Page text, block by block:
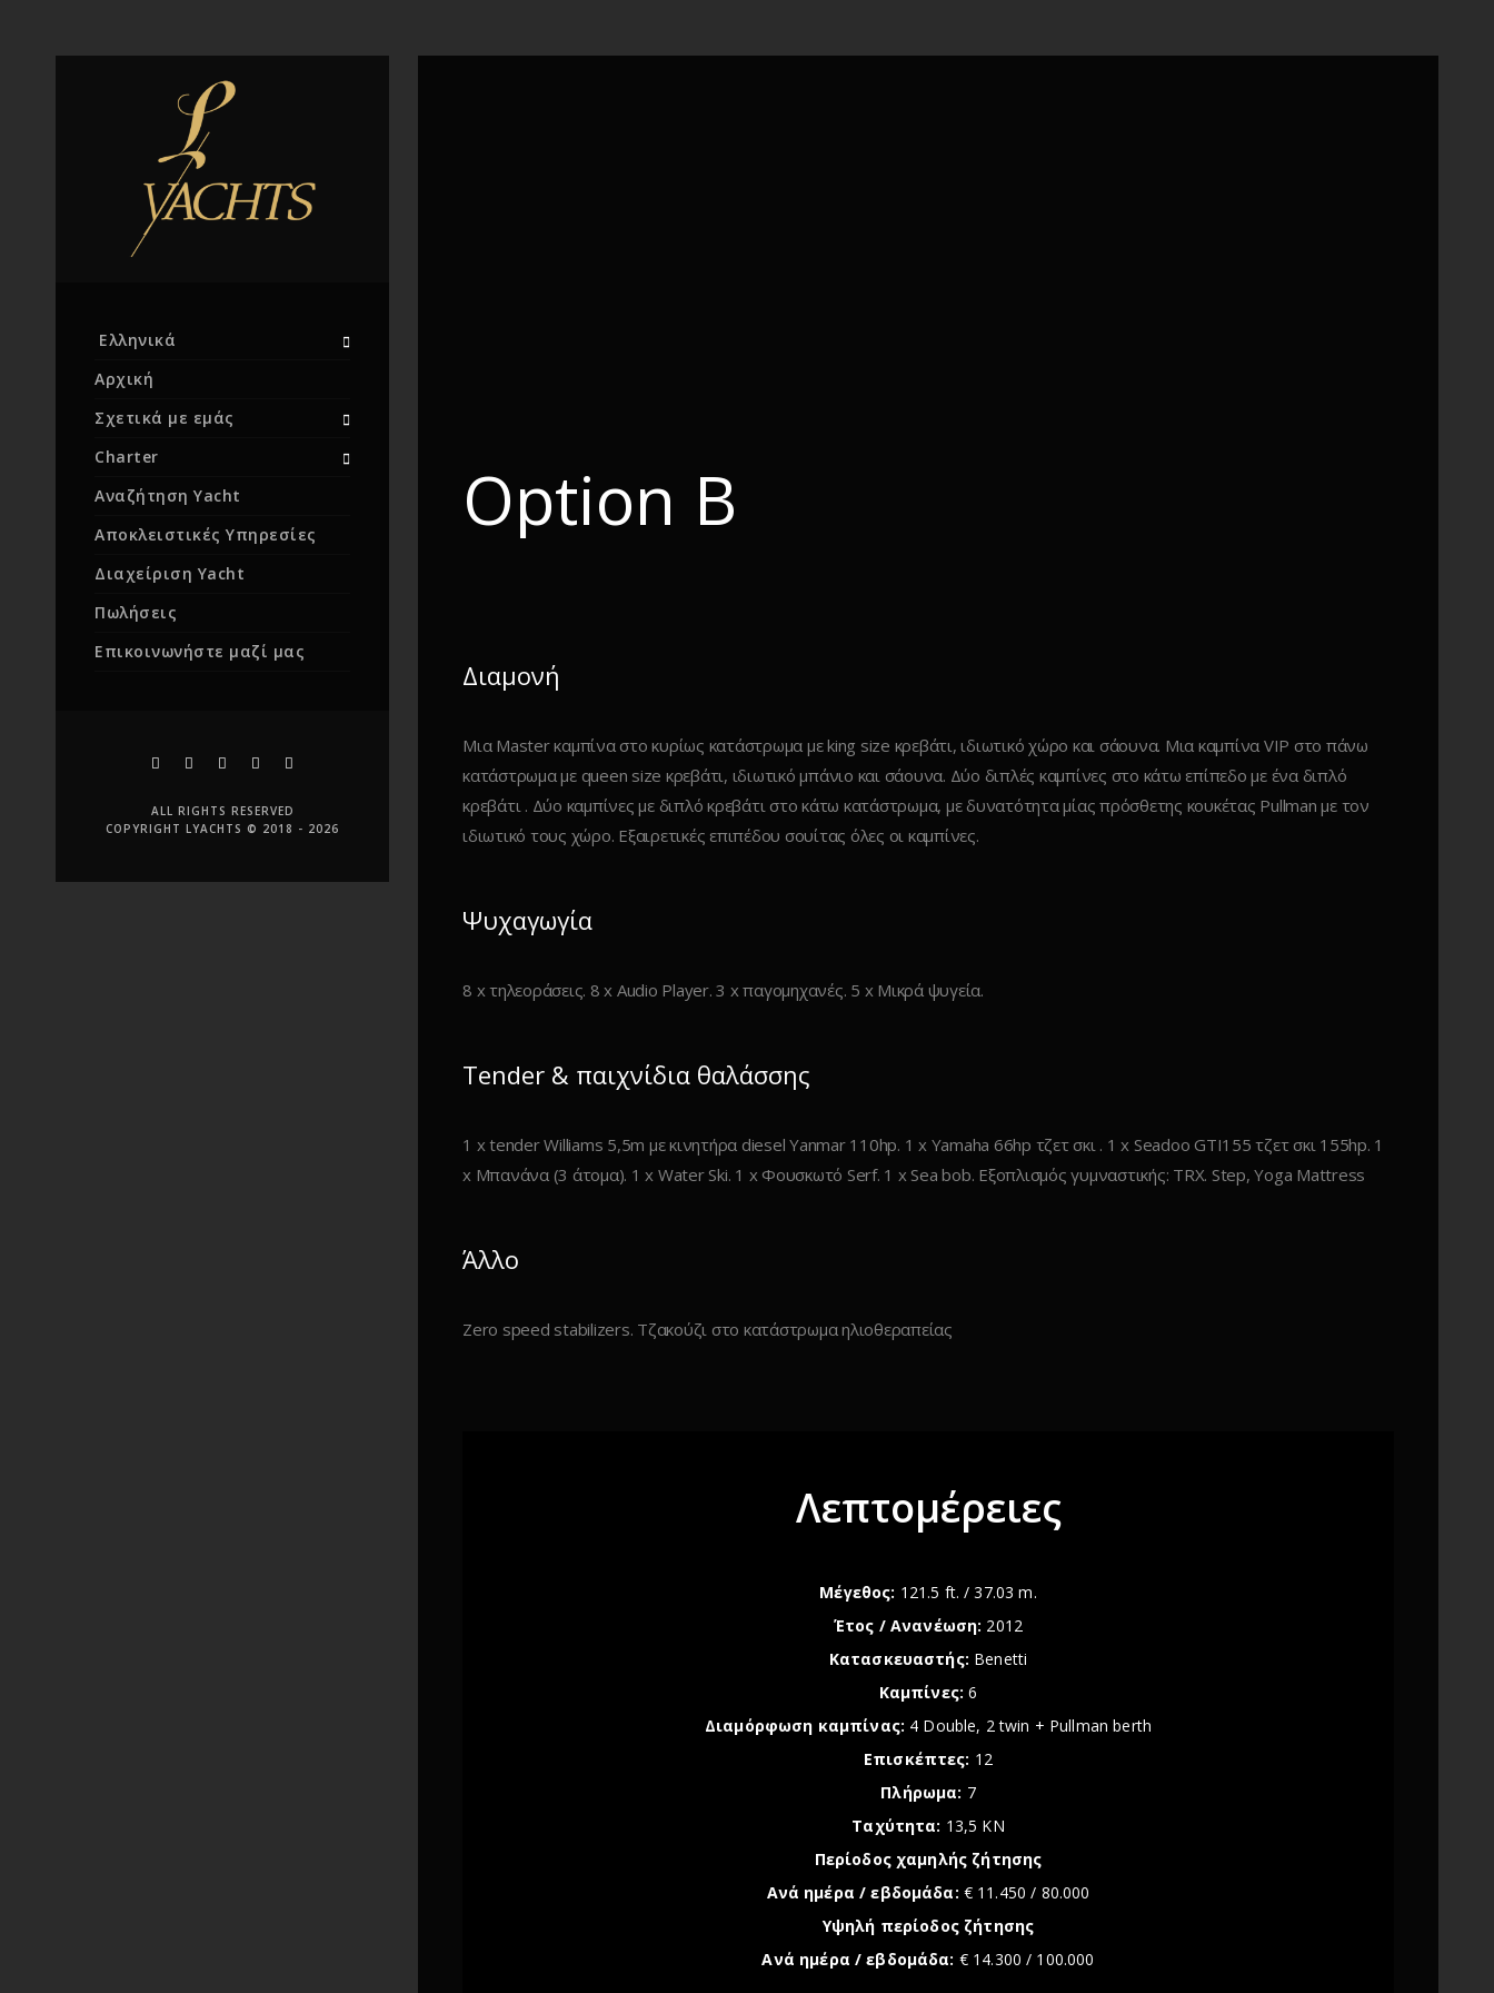
Ελληνικά
Αρχική
Σχετικά με εμάς
Charter
Αναζήτηση Yacht
Αποκλειστικές Υπηρεσίες
Διαχείριση Yacht
Πωλήσεις
Επικοινωνήστε μαζί μας
ALL RIGHTS RESERVED
COPYRIGHT LYACHTS © 2018 - 2026
Option B
Διαμονή
Μια Master καμπίνα στο κυρίως κατάστρωμα με king size κρεβάτι, ιδιωτικό χώρο και σάουνα. Μια καμπίνα VIP στο πάνω
κατάστρωμα με queen size κρεβάτι, ιδιωτικό μπάνιο και σάουνα. Δύο διπλές καμπίνες στο κάτω επίπεδο με ένα διπλό
κρεβάτι . Δύο καμπίνες με διπλό κρεβάτι στο κάτω κατάστρωμα, με δυνατότητα μίας πρόσθετης κουκέτας Pullman με τον
ιδιωτικό τους χώρο. Εξαιρετικές επιπέδου σουίτας όλες οι καμπίνες.
Ψυχαγωγία
8 x τηλεοράσεις. 8 x Audio Player. 3 x παγομηχανές. 5 x Μικρά ψυγεία.
Tender & παιχνίδια θαλάσσης
1 x tender Williams 5,5m με κινητήρα diesel Yanmar 110hp. 1 x Yamaha 66hp τζετ σκι . 1 x Seadoo GTI155 τζετ σκι 155hp. 1
x Μπανάνα (3 άτομα). 1 x Water Ski. 1 x Φουσκωτό Serf. 1 x Sea bob. Εξοπλισμός γυμναστικής: TRX. Step, Yoga Mattress
Άλλο
Zero speed stabilizers. Τζακούζι στο κατάστρωμα ηλιοθεραπείας
Λεπτομέρειες
Mέγεθος: 121.5 ft. / 37.03 m.
Έτος / Ανανέωση: 2012
Κατασκευαστής: Benetti
Καμπίνες: 6
Διαμόρφωση καμπίνας: 4 Double, 2 twin + Pullman berth
Επισκέπτες: 12
Πλήρωμα: 7
Ταχύτητα: 13,5 KN
Περίοδος χαμηλής ζήτησης
Ανά ημέρα / εβδομάδα: € 11.450 / 80.000
Υψηλή περίοδος ζήτησης
Ανά ημέρα / εβδομάδα: € 14.300 / 100.000